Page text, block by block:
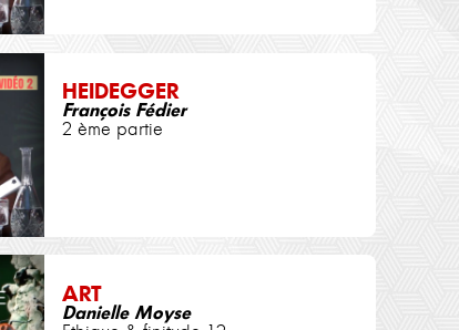
HEIDEGGER
François Fédier
2 ème partie
ART
Danielle Moyse